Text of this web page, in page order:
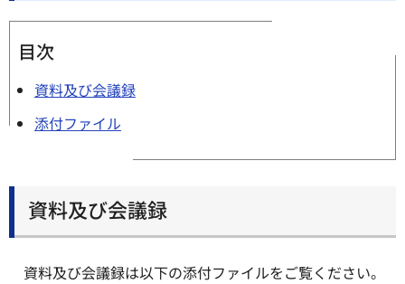
目次
資料及び会議録
添付ファイル
資料及び会議録
資料及び会議録は以下の添付ファイルをご覧ください。